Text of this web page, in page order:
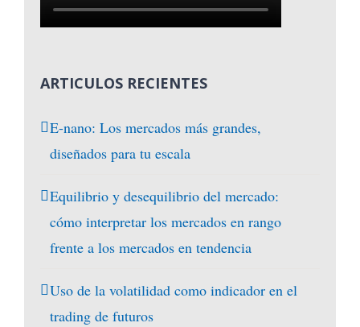
ARTICULOS RECIENTES
E-nano: Los mercados más grandes,
diseñados para tu escala
Equilibrio y desequilibrio del mercado:
cómo interpretar los mercados en rango
frente a los mercados en tendencia
Uso de la volatilidad como indicador en el
trading de futuros